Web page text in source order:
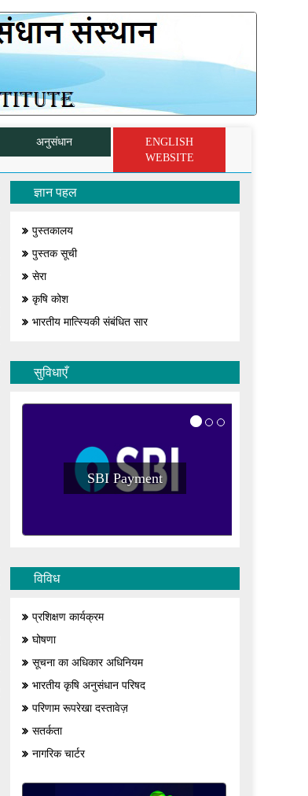
अनुसंधान
ENGLISH
WEBSITE
ज्ञान पहल
पुस्तकालय
पुस्तक सूची
सेरा
कृषि कोश
भारतीय मात्स्यिकी संबंधित सार
सुविधाएँ
SBI Payment
विविध
प्रशिक्षण कार्यक्रम
घोषणा
सूचना का अधिकार अधिनियम
भारतीय कृषि अनुसंधान परिषद
परिणाम रूपरेखा दस्तावेज़
सतर्कता
नागरिक चार्टर